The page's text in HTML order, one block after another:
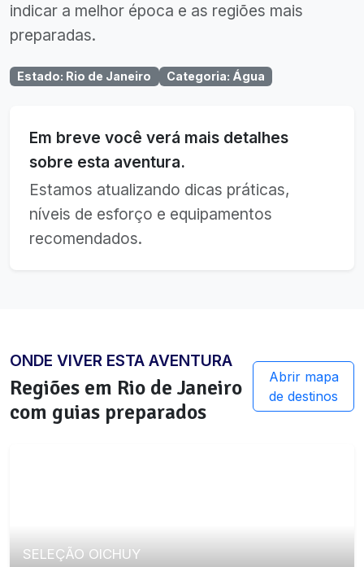
indicar a melhor época e as regiões mais
preparadas.
Estado: Rio de Janeiro Categoria: Água
Em breve você verá mais detalhes
sobre esta aventura.
Estamos atualizando dicas práticas,
níveis de esforço e equipamentos
recomendados.
ONDE VIVER ESTA AVENTURA
Regiões em Rio de Janeiro
com guias preparados
Abrir mapa
de destinos
SELEÇÃO OICHUY